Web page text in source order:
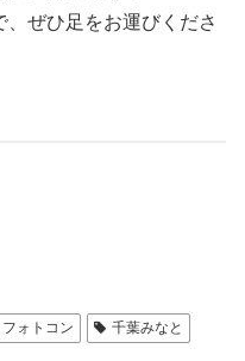
ぜひ足をお運びくださ
フォトコン 千葉みなと